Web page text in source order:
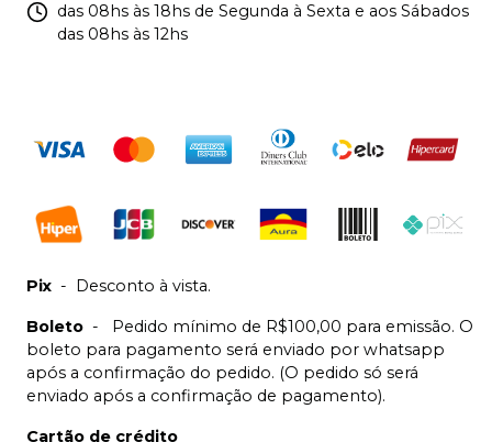
das 08hs às 18hs de Segunda à Sexta e aos Sábados
das 08hs às 12hs
Pix - Desconto à vista.
Boleto -
Pedido mínimo de R$100,00 para emissão. O
boleto para pagamento será enviado por whatsapp
após a confirmação do pedido. (O pedido só será
enviado após a confirmação de pagamento).
Cartão de crédito